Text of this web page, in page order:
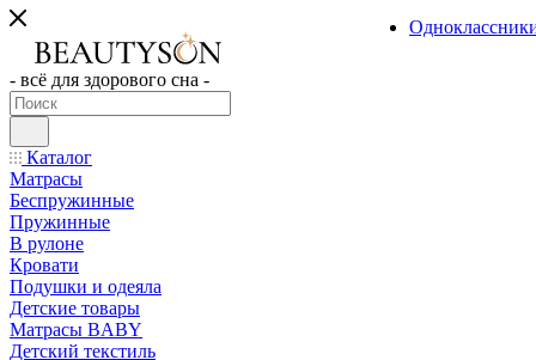
- всё для здорового сна -
Каталог
Матрасы
Беспружинные
Пружинные
В рулоне
Кровати
Подушки и одеяла
Детские товары
Матрасы BABY
Детский текстиль